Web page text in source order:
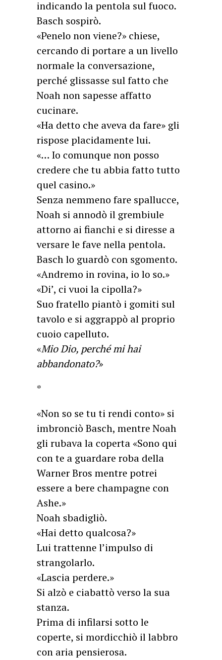
indicando la pentola sul fuoco.
Basch sospirò.
«Penelo non viene?» chiese,
cercando di portare a un livello
normale la conversazione,
perché glissasse sul fatto che
Noah non sapesse affatto
cucinare.
«Ha detto che aveva da fare» gli
rispose placidamente lui.
«… Io comunque non posso
credere che tu abbia fatto tutto
quel casino.»
Senza nemmeno fare spallucce,
Noah si annodò il grembiule
attorno ai fianchi e si diresse a
versare le fave nella pentola.
Basch lo guardò con sgomento.
«Andremo in rovina, io lo so.»
«Di’, ci vuoi la cipolla?»
Suo fratello piantò i gomiti sul
tavolo e si aggrappò al proprio
cuoio capelluto.
«Mio Dio, perché mi hai
abbandonato?»
*
«Non so se tu ti rendi conto» si
imbronciò Basch, mentre Noah
gli rubava la coperta «Sono qui
con te a guardare roba della
Warner Bros mentre potrei
essere a bere champagne con
Ashe.»
Noah sbadigliò.
«Hai detto qualcosa?»
Lui trattenne l’impulso di
strangolarlo.
«Lascia perdere.»
Si alzò e ciabattò verso la sua
stanza.
Prima di infilarsi sotto le
coperte, si mordicchiò il labbro
con aria pensierosa.